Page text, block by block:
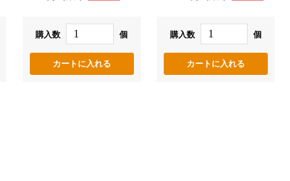
購入数 個 購入数 個